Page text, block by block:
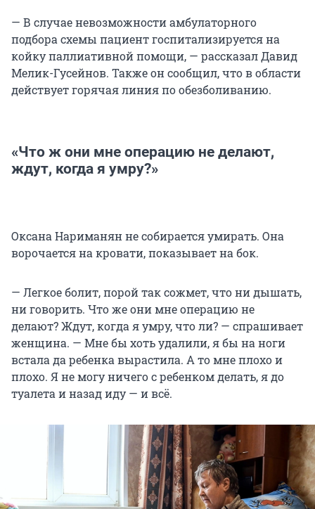
— В случае невозможности амбулаторного
подбора схемы пациент госпитализируется на
койку паллиативной помощи, — рассказал Давид
Мелик-Гусейнов. Также он сообщил, что в области
действует горячая линия по обезболиванию.
«Что ж они мне операцию не делают,
ждут, когда я умру?»
Оксана Нариманян не собирается умирать. Она
ворочается на кровати, показывает на бок.
— Легкое болит, порой так сожмет, что ни дышать,
ни говорить. Что же они мне операцию не
делают? Ждут, когда я умру, что ли? — спрашивает
женщина. — Мне бы хоть удалили, я бы на ноги
встала да ребенка вырастила. А то мне плохо и
плохо. Я не могу ничего с ребенком делать, я до
туалета и назад иду — и всё.